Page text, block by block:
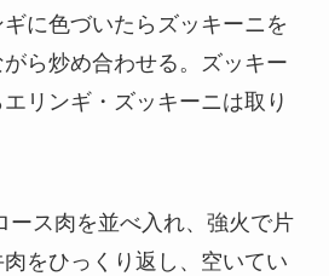
に色づいたらズッキーニを
ら炒め合わせる。ズッキー
リンギ・ズッキーニは取り
ス肉を並べ入れ、強火で片
をひっくり返し、空いてい